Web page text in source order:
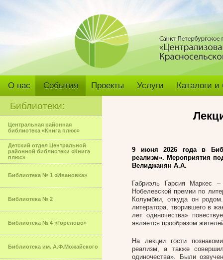
О нас События Проекты Услуги Каталоги
Библиотеки:
Центральная районная
библиотека «Книга плюс»
Детский отдел Центральной
районной библиотеки «Книга
плюс»
Библиотека № 1 «Ивановка»
Библиотека № 2
Библиотека № 4 «Горелово»
Библиотека им. А.Ф.Можайского
9 июня 2026 года в
реализм». Мероприятия
Велиджанян А.А.
Габриэль Гарсия Маркес –
Нобелевской премии по
Колумбии, откуда он
литератора, творившего в
лет одиночества»
является прообразом
На лекции гости
реализм, а также
одиночества». Были